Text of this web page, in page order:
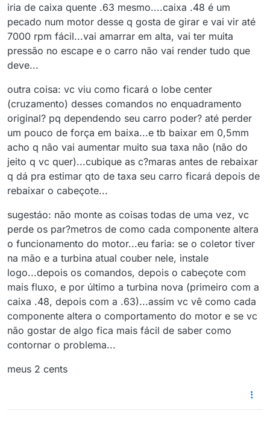
iria de caixa quente .63 mesmo....caixa .48 é um
pecado num motor desse q gosta de girar e vai vir até
7000 rpm fácil...vai amarrar em alta, vai ter muita
pressão no escape e o carro não vai render tudo que
deve...
outra coisa: vc viu como ficará o lobe center
(cruzamento) desses comandos no enquadramento
original? pq dependendo seu carro poder? até perder
um pouco de força em baixa...e tb baixar em 0,5mm
acho q não vai aumentar muito sua taxa não (não do
jeito q vc quer)...cubique as c?maras antes de rebaixar
q dá pra estimar qto de taxa seu carro ficará depois de
rebaixar o cabeçote...
sugestáo: não monte as coisas todas de uma vez, vc
perde os par?metros de como cada componente altera
o funcionamento do motor...eu faria: se o coletor tiver
na mão e a turbina atual couber nele, instale
logo...depois os comandos, depois o cabeçote com
mais fluxo, e por último a turbina nova (primeiro com a
caixa .48, depois com a .63)...assim vc vê como cada
componente altera o comportamento do motor e se vc
não gostar de algo fica mais fácil de saber como
contornar o problema...
meus 2 cents